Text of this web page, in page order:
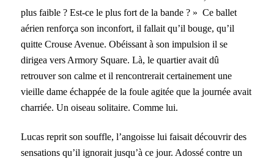
plus faible ? Est-ce le plus fort de la bande ? » Ce ballet
aérien renforça son inconfort, il fallait qu’il bouge, qu’il
quitte Crouse Avenue. Obéissant à son impulsion il se
dirigea vers Armory Square. Là, le quartier avait dû
retrouver son calme et il rencontrerait certainement une
vieille dame échappée de la foule agitée que la journée avait
charriée. Un oiseau solitaire. Comme lui.
Lucas reprit son souffle, l’angoisse lui faisait découvrir des
sensations qu’il ignorait jusqu’à ce jour. Adossé contre un